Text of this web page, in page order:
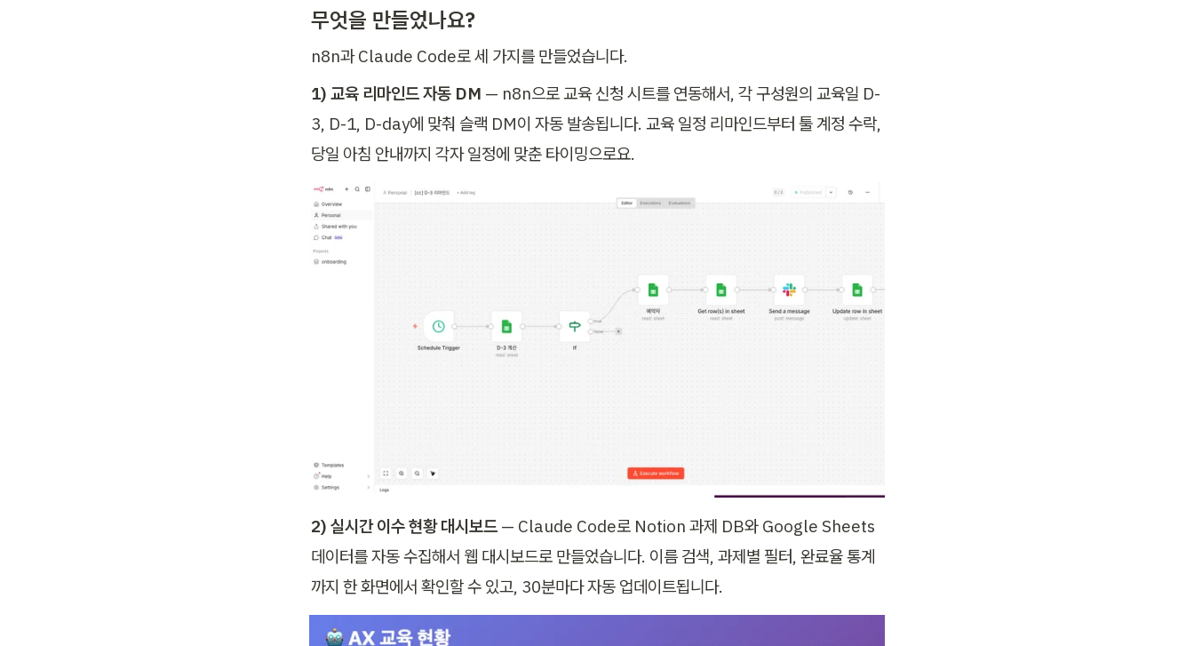
무엇을 만들었나요?
n8n과 Claude Code로 세 가지를 만들었습니다.
1) 교육 리마인드 자동 DM — n8n으로 교육 신청 시트를 연동해서, 각 구성원의 교육일 D-
3, D-1, D-day에 맞춰 슬랙 DM이 자동 발송됩니다. 교육 일정 리마인드부터 툴 계정 수락,
당일 아침 안내까지 각자 일정에 맞춘 타이밍으로요.
2) 실시간 이수 현황 대시보드 — Claude Code로 Notion 과제 DB와 Google Sheets
데이터를 자동 수집해서 웹 대시보드로 만들었습니다. 이름 검색, 과제별 필터, 완료율 통계
까지 한 화면에서 확인할 수 있고, 30분마다 자동 업데이트됩니다.